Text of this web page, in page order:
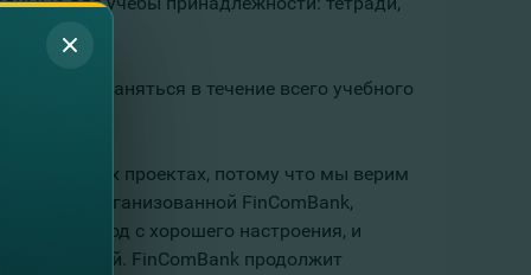
будет сохраняться в течение всего учебного
в учебе.
проектах, потому что мы верим
организованной FinComBank,
учебный год с хорошего настроения, и
FinComBank продолжит